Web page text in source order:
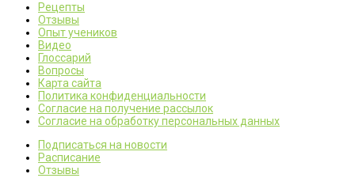
Рецепты
Отзывы
Опыт учеников
Видео
Глоссарий
Вопросы
Карта сайта
Политика конфиденциальности
Согласие на получение рассылок
Согласие на обработку персональных данных
Подписаться на новости
Расписание
Отзывы